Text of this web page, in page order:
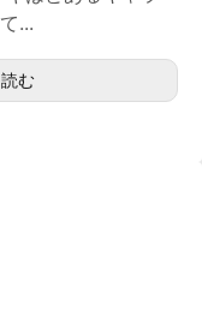
...
む